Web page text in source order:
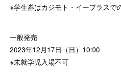
※学生券はカジモト・イープラスで
一般発売
2023年12月17日（日）10:00
※未就学児入場不可